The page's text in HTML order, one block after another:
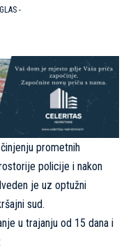
-
prometnih
policije i nakon
je uz optužni
sud.
u trajanju od 15 dana i